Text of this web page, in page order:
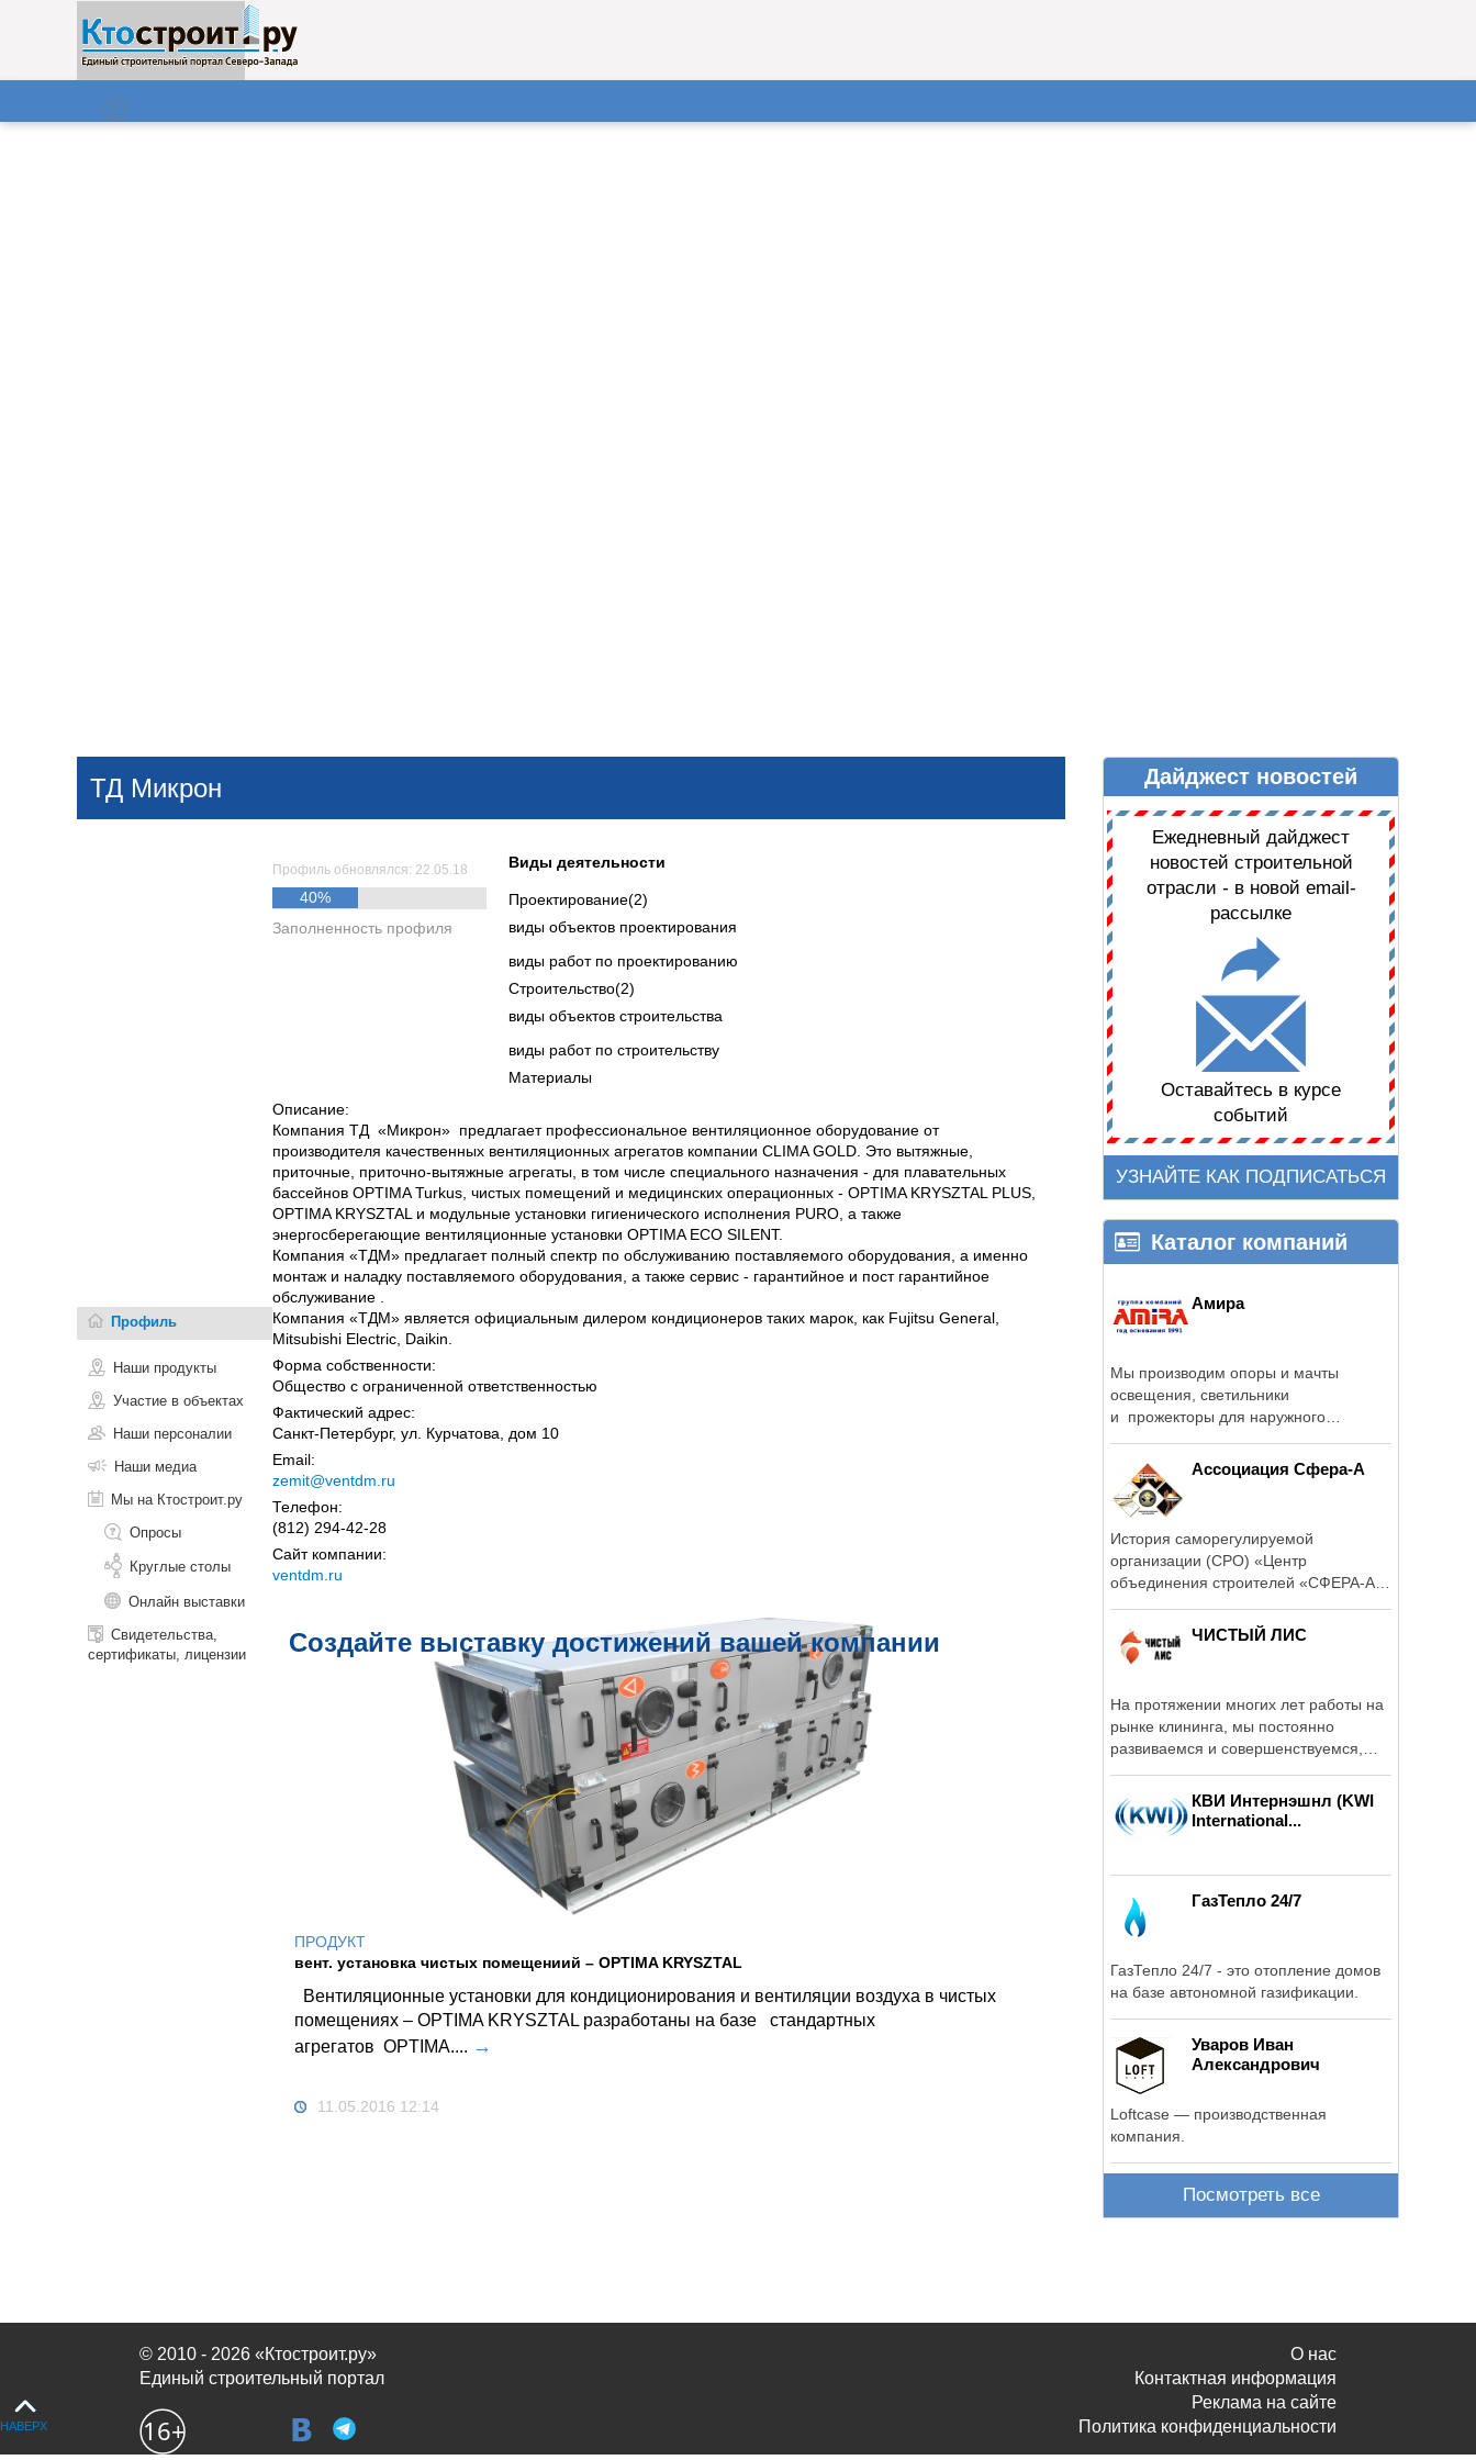
Поиск
НОВОСТИ ДАЙДЖЕСТ НОВОСТЕЙ
ТД Микрон
Профиль
Наши продукты
Участие в объектах
Наши персоналии
Наши медиа
Мы на Ктостроит.ру
Опросы
Круглые столы
Онлайн выставки
Свидетельства,
сертификаты, лицензии
Профиль обновлялся: 22.05.18
40%
Заполненность профиля
Виды деятельности
Проектирование(2)
виды объектов проектирования
виды работ по проектированию
Строительство(2)
виды объектов строительства
виды работ по строительству
Материалы
Описание:
Компания ТД «Микрон» предлагает профессиональное вентиляционное оборудование от
производителя качественных вентиляционных агрегатов компании CLIMA GOLD. Это вытяжные,
приточные, приточно-вытяжные агрегаты, в том числе специального назначения - для плавательных
бассейнов OPTIMA Turkus, чистых помещений и медицинских операционных - OPTIMA KRYSZTAL PLUS,
OPTIMA KRYSZTAL и модульные установки гигиенического исполнения PURO, а также
энергосберегающие вентиляционные установки OPTIMA ECO SILENT.
Компания «ТДМ» предлагает полный спектр по обслуживанию поставляемого оборудования, а именно
монтаж и наладку поставляемого оборудования, а также сервис - гарантийное и пост гарантийное
обслуживание .
Компания «ТДМ» является официальным дилером кондиционеров таких марок, как Fujitsu General,
Mitsubishi Electric, Daikin.
Форма собственности:
Общество с ограниченной ответственностью
Фактический адрес:
Санкт-Петербург, ул. Курчатова, дом 10
Email:
zemit@ventdm.ru
Телефон:
(812) 294-42-28
Сайт компании:
ventdm.ru
Создайте выставку достижений вашей компании
ПРОДУКТ
вент. установка чистых помещениий – OPTIMA KRYSZTAL
Вентиляционные установки для кондиционирования и вентиляции воздуха в чистых
помещениях – OPTIMA KRYSZTAL разработаны на базе стандартных
агрегатов OPTIMA.... →
11.05.2016 12:14
Дайджест новостей
Ежедневный дайджест
новостей строительной
отрасли - в новой email-
рассылке
Оставайтесь в курсе
событий
УЗНАЙТЕ КАК ПОДПИСАТЬСЯ
Каталог компаний
Амира
Мы производим опоры и мачты
освещения, светильники
и прожекторы для наружного
Ассоциация Сфера-А
История саморегулируемой
организации (СРО) «Центр
объединения строителей «СФЕРА-А»
ЧИСТЫЙ ЛИС
На протяжении многих лет работы на
рынке клининга, мы постоянно
развиваемся и совершенствуемся,
КВИ Интернэшнл (KWI
International...
ГазТепло 24/7
ГазТепло 24/7 - это отопление домов
на базе автономной газификации.
Уваров Иван
Александрович
Loftcase — производственная
компания.
Посмотреть все
© 2010 - 2026 «Ктостроит.ру»
Единый строительный портал
О нас
Контактная информация
Реклама на сайте
Политика конфиденциальности
НАВЕРХ